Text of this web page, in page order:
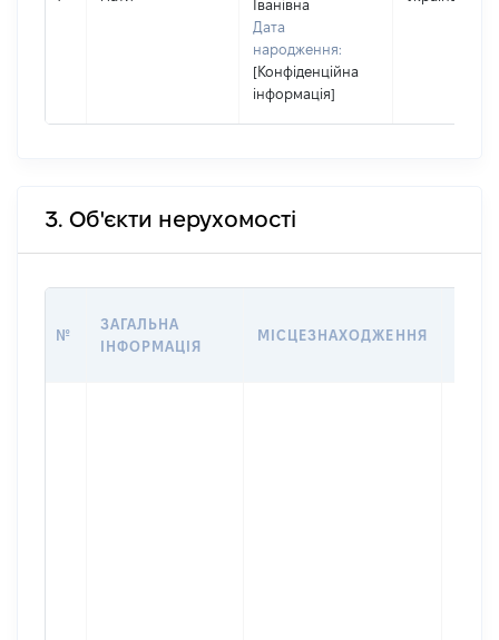
Іванівна
Дата
народження:
[Конфіденційна
інформація]
3. Об'єкти нерухомості
№
ЗАГАЛЬНА
ІНФОРМАЦІЯ
МІСЦЕЗНАХОДЖЕННЯ